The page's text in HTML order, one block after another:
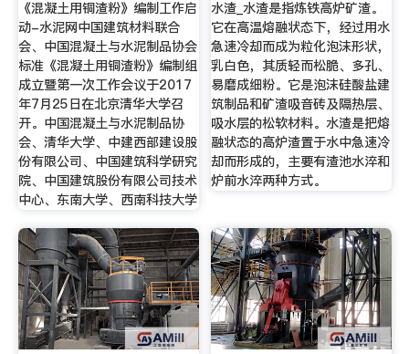
《混凝土用铜渣粉》编制工作启
动-水泥网中国建筑材料联合
会、中国混凝土与水泥制品协会
标准《混凝土用铜渣粉》编制组
成立暨第一次工作会议于2017
年7月25日在北京清华大学召
开。中国混凝土与水泥制品协
会、清华大学、中建西部建设股
份有限公司、中国建筑科学研究
院、中国建筑股份有限公司技术
中心、东南大学、西南科技大学
水渣_水渣是指炼铁高炉矿渣。
它在高温熔融状态下，经过用水
急速冷却而成为粒化泡沫形状，
乳白色，其质轻而松脆、多孔、
易磨成细粉。它是泡沫硅酸盐建
筑制品和矿渣吸音砖及隔热层、
吸水层的松软材料。水渣是把熔
融状态的高炉渣置于水中急速冷
却而形成的，主要有渣池水淬和
炉前水淬两种方式。